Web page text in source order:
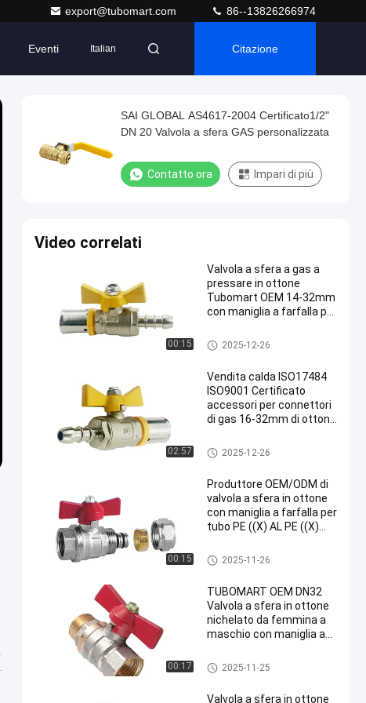
export@tubomart.com 86--13826266974
Eventi Italian Citazione
SAI GLOBAL AS4617-2004 Certificato1/2"
DN 20 Valvola a sfera GAS personalizzata
Contatto ora Impari di più
Video correlati
00:15
Valvola a sfera a gas a
pressare in ottone
Tubomart OEM 14-32mm
con maniglia a farfalla per
AL PEX per gas
Valvola gas in ottone
2025-12-26
02:57
Vendita calda ISO17484
ISO9001 Certificato
accessori per connettori
di gas 16-32mm di ottone
di ottone accessori per
tubi di gas
Valvola gas in ottone
2025-12-26
00:15
Produttore OEM/ODM di
valvola a sfera in ottone
con maniglia a farfalla per
tubo PE ((X) AL PE ((X)
AS4617
Valvola gas in ottone
2025-11-26
00:17
TUBOMART OEM DN32
Valvola a sfera in ottone
nichelato da femmina a
maschio con maniglia a
riscaldamento a
pavimento
Valvola gas in ottone
2025-11-25
Valvola a sfera in ottone